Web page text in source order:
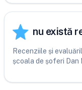
nu există
Recenziile și
școala de șoferi Dan